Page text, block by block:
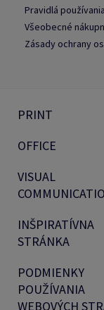
Pravidlá
Všeobecné
Zásady ochrany
PRINT
OFFICE
VISUAL
INŠPIRATÍVNA
STRÁNKA
PODMIENKY
POUŽÍVANIA
WEBOVÝCH